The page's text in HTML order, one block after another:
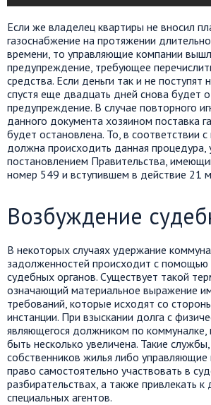
Если же владелец квартиры не вносил
газоснабжение на протяжении
времени, то управляющие компании
предупреждение, требующее
средства. Если деньги так и не поступят
спустя еще двадцать дней снова будет
предупреждение. В случае повторного
данного документа хозяином поставка
будет остановлена. То, в соответствии
должна происходить данная процедура,
постановлением Правительства,
номер 549 и вступившем в действие 21
Возбуждение
В некоторых случаях удержание
задолженностей происходит с помощью
судебных органов. Существует такой
означающий материальное выражение
требований, которые исходят со
инстанции. При взыскании долга с
являющегося должником по коммуналке,
быть несколько увеличена. Такие
собственников жилья либо
право самостоятельно участвовать в
разбирательствах, а также привлекать
специальных агентов.